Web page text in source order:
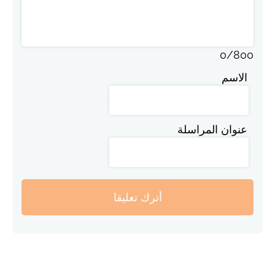
0/800
الاسم
عنوان المراسلة
أترك تعليقا